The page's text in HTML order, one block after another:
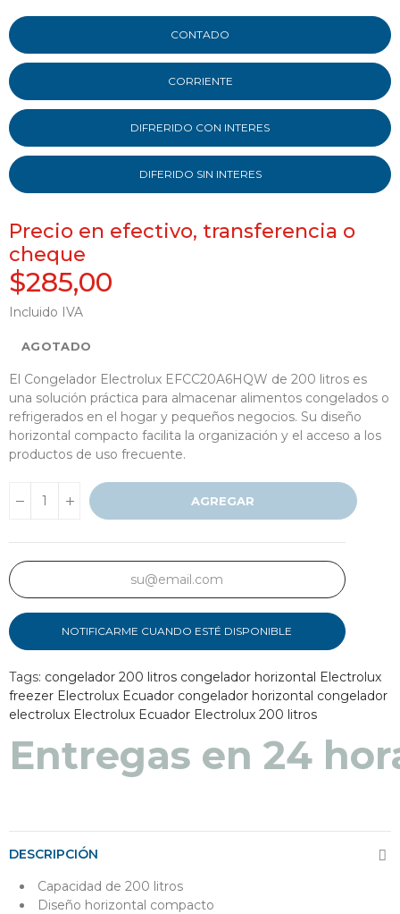
CONTADO
CORRIENTE
DIFRERIDO CON INTERES
DIFERIDO SIN INTERES
Precio en efectivo, transferencia o
cheque
$285,00
Incluido IVA
AGOTADO
El Congelador Electrolux EFCC20A6HQW de 200 litros es
una solución práctica para almacenar alimentos congelados o
refrigerados en el hogar y pequeños negocios. Su diseño
horizontal compacto facilita la organización y el acceso a los
productos de uso frecuente.
AGREGAR
NOTIFICARME CUANDO ESTÉ DISPONIBLE
Tags: congelador 200 litros congelador horizontal Electrolux
freezer Electrolux Ecuador congelador horizontal congelador
electrolux Electrolux Ecuador Electrolux 200 litros
Entregas en 48 a
DESCRIPCIÓN
Capacidad de 200 litros
Diseño horizontal compacto